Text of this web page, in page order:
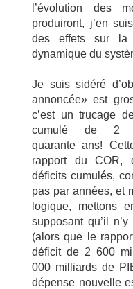
l’évolution des
produiront, j’en
des effets sur la
dynamique du
Je suis sidéré
annoncée» est
c’est un trucage
cumulé de 2
quarante ans!
rapport du COR,
déficits cumulés,
pas par années, et
logique, mettons
supposant qu’il
(alors que le
déficit de 2 600
000 milliards de
dépense nouvelle